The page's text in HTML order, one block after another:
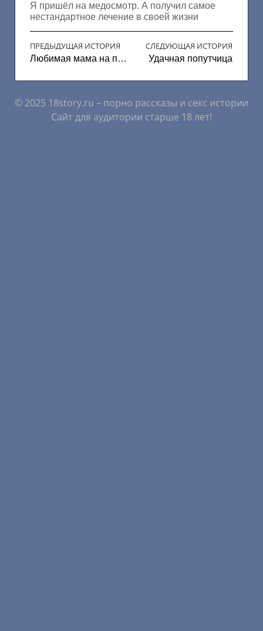
Я пришёл на медосмотр. А получил самое
нестандартное лечение в своей жизни
ПРЕДЫДУЩАЯ ИСТОРИЯ
Любимая мама на пол шишки
СЛЕДУЮЩАЯ ИСТОРИЯ
Удачная попутчица
© 2025 18story.ru – порно рассказы и секс истории
Сайт для аудитории старше 18 лет!